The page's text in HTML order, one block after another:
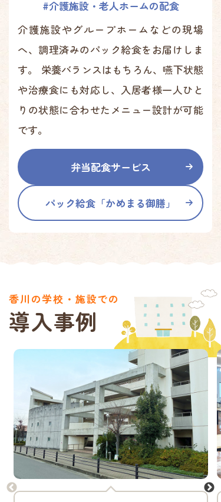
#介護施設・老人ホームの配食
介護施設やグループホームなどの現場
へ、調理済みのパック給食をお届けしま
す。 栄養バランスはもちろん、嚥下状態
や治療食にも対応し、入居者様一人ひと
りの状態に合わせたメニュー設計が可能
です。
弁当配食サービス
パック給食「かめまる御膳」
香川の学校・施設での
導入事例